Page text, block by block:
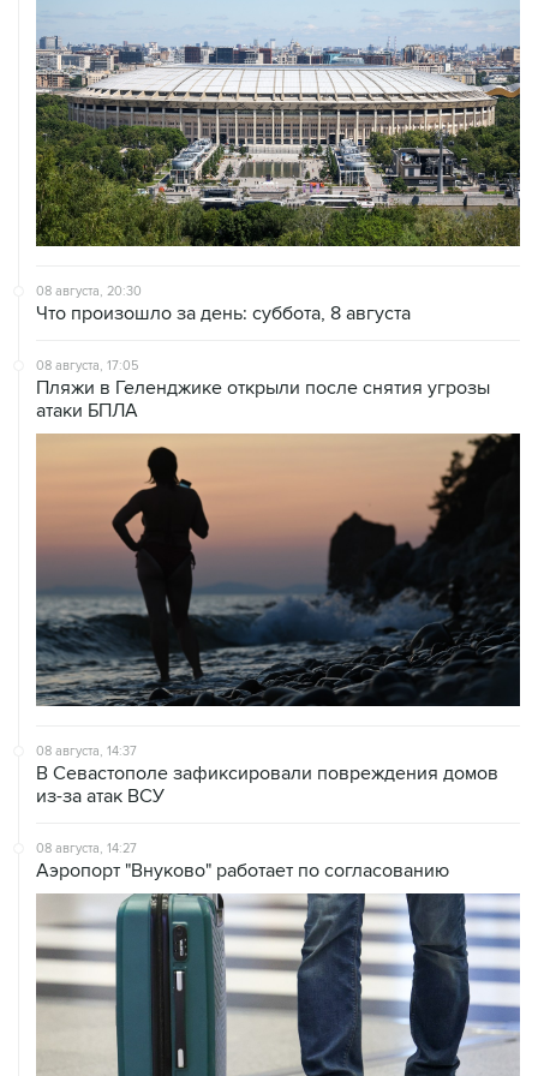
08 августа, 20:30
08 августа, 17:05
атаки БПЛА
08 августа, 14:37
из-за атак ВСУ
08 августа, 14:27